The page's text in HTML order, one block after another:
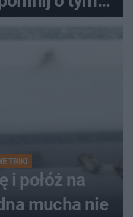
na
TRIKI
i połóż na
mucha nie